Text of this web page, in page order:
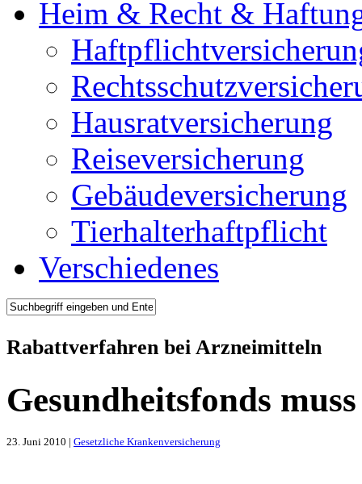
Heim & Recht &
Hausratversicherung
Reiseversicherung
Gebäudeversicherung
Tierhalterhaftpflicht
Verschiedenes
Rabattverfahren bei Arzneimitteln
Gesundheitsfonds
23. Juni 2010 | Gesetzliche Krankenversicherung